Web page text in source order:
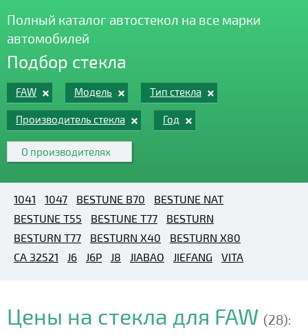
Полный каталог автостекол на все марки
автомобилей
Подбор стекла
FAW Модель Тип стекла
Производитель стекла Год
О производителях
1041 1047 BESTUNE B70
BESTUNE NAT
BESTUNE T55
BESTUNE T77
BESTURN
BESTURN T77
BESTURN X40
BESTURN X80
CA 32521
J6 J6P J8 JIABAO JIEFANG VITA
Цены на стекла для FAW (28):